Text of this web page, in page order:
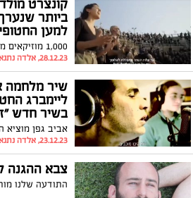
קונצרט
ביותר
למען
28.12.23, אלדה נתנאל
שיר מלחמה
ליימברג
בשיר חדש
23.12.23, אלדה נתנאל
צבא ההגנה